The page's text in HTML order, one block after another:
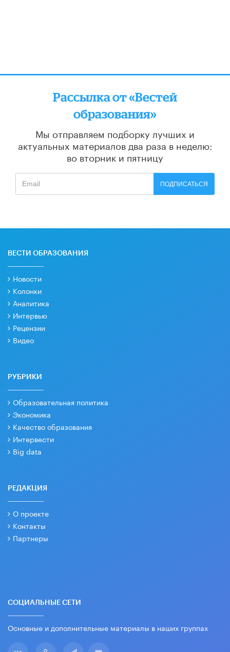
Рассылка от «Вестей
образования»
Мы отправляем подборку лучших и
актуальных материалов два раза в неделю:
во вторник и пятницу
ПОДПИСАТЬСЯ
ВЕСТИ ОБРАЗОВАНИЯ
Новости
Колонки
Аналитика
Интервью
Рецензии
Видео
РУБРИКИ
Образовательная политика
Экономика
Качество образования
Интервести
Big data
РЕДАКЦИЯ
О проекте
Контакты
Партнеры
СОЦИАЛЬНЫЕ СЕТИ
Основные и дополнительные материалы в наших группах